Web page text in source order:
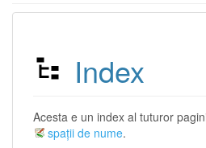
Index
Acesta e un index al tuturor
spații de nume.